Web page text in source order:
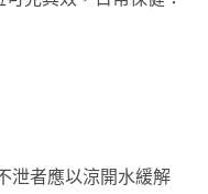
泄者應以涼開水緩解